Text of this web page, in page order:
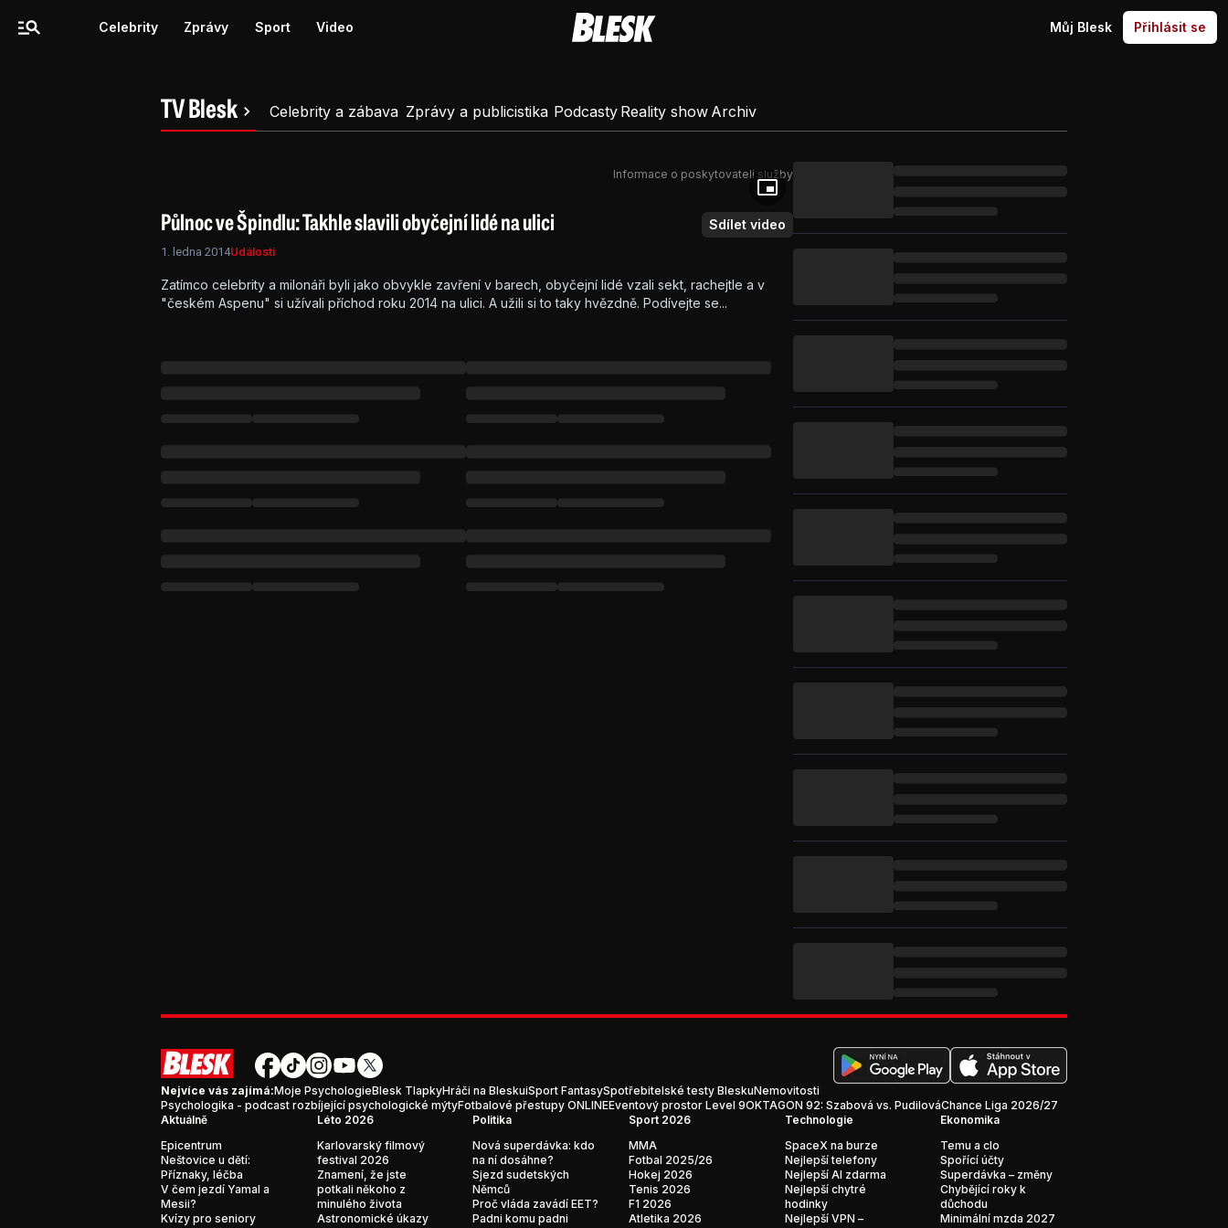
Celebrity Zprávy Sport Video Můj Blesk Přihlásit se
TV Blesk Celebrity a zábava Zprávy a publicistika Podcasty Reality show Archiv
Informace o poskytovateli služby
Půlnoc ve Špindlu: Takhle slavili obyčejní lidé na ulici Sdílet video
1. ledna 2014Události
Zatímco celebrity a milonáři byli jako obvykle zavření v barech, obyčejní lidé vzali sekt, rachejtle a v
"českém Aspenu" si užívali příchod roku 2014 na ulici. A užili si to taky hvězdně. Podívejte se...
Nejvíce vás zajímá:Moje PsychologieBlesk TlapkyHráči na BleskuiSport FantasySpotřebitelské testy BleskuNemovitosti
Psychologika - podcast rozbíjející psychologické mýtyFotbalové přestupy ONLINEEventový prostor Level 9OKTAGON 92: Szabová vs. PudilováChance Liga 2026/27
Aktuálně
Epicentrum
Neštovice u dětí:
Příznaky, léčba
V čem jezdí Yamal a
Mesii?
Kvízy pro seniory
Léto 2026
Karlovarský filmový
festival 2026
Znamení, že jste
potkali někoho z
minulého života
Astronomické úkazy
Politika
Nová superdávka: kdo
na ní dosáhne?
Sjezd sudetských
Němců
Proč vláda zavádí EET?
Padni komu padni
Sport 2026
MMA
Fotbal 2025/26
Hokej 2026
Tenis 2026
F1 2026
Atletika 2026
Technologie
SpaceX na burze
Nejlepší telefony
Nejlepší AI zdarma
Nejlepší chytré
hodinky
Nejlepší VPN –
Ekonomika
Temu a clo
Spořící účty
Superdávka – změny
Chybějící roky k
důchodu
Minimální mzda 2027